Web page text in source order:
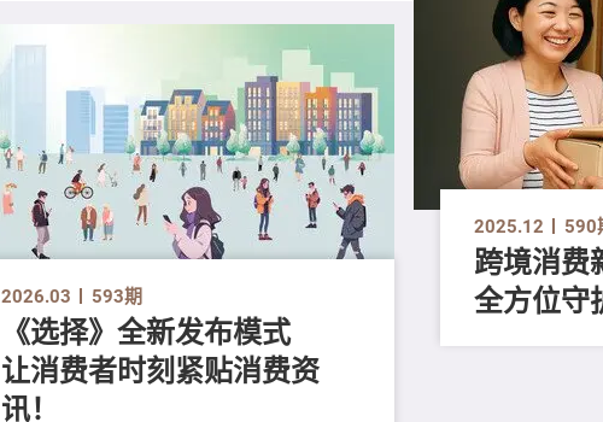
2026.03 593期
《选择》全新发布模式
让消费者时刻紧贴消费资
讯！
2025.12 590
跨境消费
全方位守